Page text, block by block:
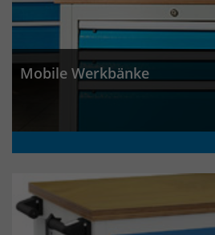
Mobile Werkbänke
Anbieter Matomo
30 Minuten
_pk_cvar
Anbieter Matomo